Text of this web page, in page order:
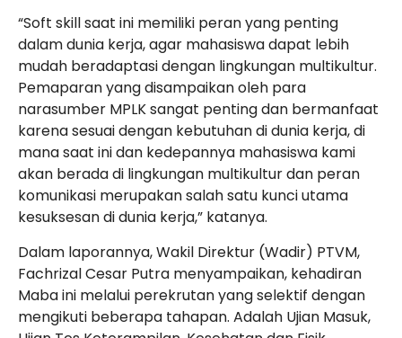
“Soft skill saat ini memiliki peran yang penting
dalam dunia kerja, agar mahasiswa dapat lebih
mudah beradaptasi dengan lingkungan multikultur.
Pemaparan yang disampaikan oleh para
narasumber MPLK sangat penting dan bermanfaat
karena sesuai dengan kebutuhan di dunia kerja, di
mana saat ini dan kedepannya mahasiswa kami
akan berada di lingkungan multikultur dan peran
komunikasi merupakan salah satu kunci utama
kesuksesan di dunia kerja,” katanya.
Dalam laporannya, Wakil Direktur (Wadir) PTVM,
Fachrizal Cesar Putra menyampaikan, kehadiran
Maba ini melalui perekrutan yang selektif dengan
mengikuti beberapa tahapan. Adalah Ujian Masuk,